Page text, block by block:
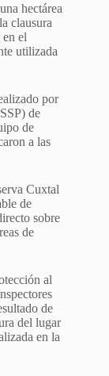
hectárea
clausura
el
utilizada
por
de
de
a las
Cuxtal
de
sobre
de
al
de
del lugar
en la